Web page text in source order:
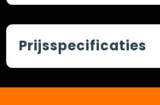
Prijsspecificaties